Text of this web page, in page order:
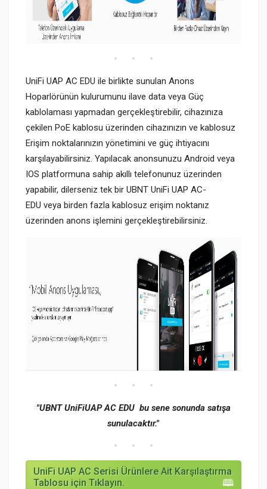
UniFi UAP AC EDU ile birlikte sunulan Anons
Hoparlörünün kulurumunu ilave data veya Güç
kablolaması yapmadan gerçekleştirebilir, cihazınıza
çekilen PoE kablosu üzerinden cihazınızın ve kablosuz
Erişim noktalarınızın yönetimini ve güç ihtiyacını
karşılayabilirsiniz. Yapılacak anonsunuzu Android veya
IOS platformuna sahip akıllı telefonunuz üzerinden
yapabilir, dilerseniz tek bir UBNT UniFi UAP AC-
EDU veya birden fazla kablosuz erişim noktanız
üzerinden anons işlemini gerçekleştirebilirsiniz.
"UBNT UniFiUAP AC EDU bu sene sonunda satışa
sunulacaktır."
UniFi UAP AC Serisi Ürünlere Ait Karşılaştırma
Tablosu için Tıklayın.